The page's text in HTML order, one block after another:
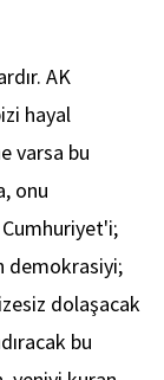
AK
hayal
varsa bu
onu
demokrasiyi;
dolaşacak
bu